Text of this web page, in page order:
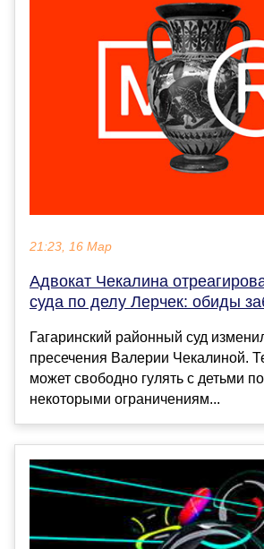
21:23, 16 Мар
Адвокат Чекалина
суда по делу Лерчек: обиды
Гагаринский районный суд
пресечения Валерии Чекалиной.
может свободно гулять с детьми
некоторыми ограничениям...